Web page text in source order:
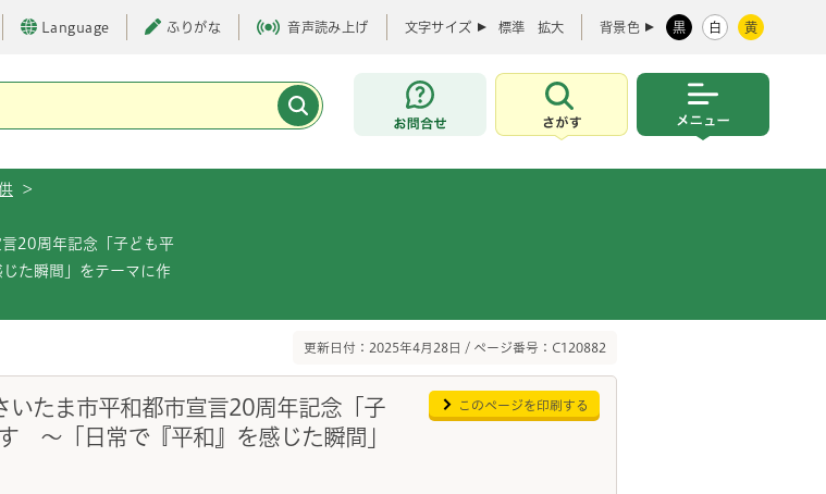
Language ふりがな 音声読み上げ 文字サイズ 標準 拡大 背景色 黒 白 黄
お問合せ
さがす
>
20周年記念「子ども平
た瞬間」をテーマに作
更新日付：2025年4月28日 / ページ番号：C120882
いたま市平和都市宣言20周年記念「子
～「日常で『平和』を感じた瞬間」
このページを印刷する